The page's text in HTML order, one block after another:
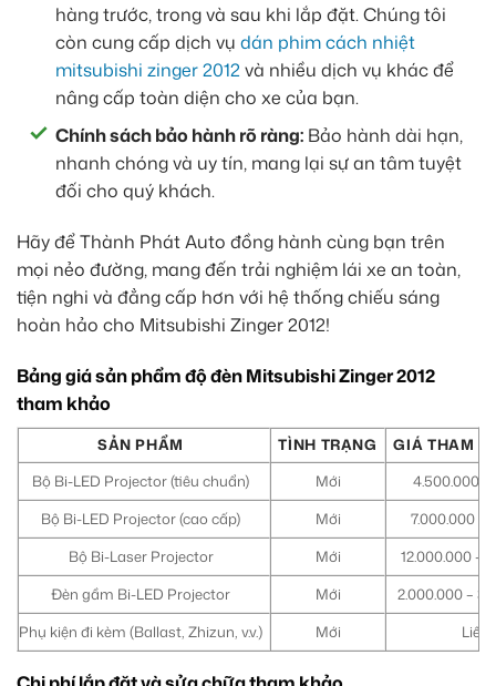
hàng trước, trong và sau khi lắp đặt. Chúng tôi
còn cung cấp dịch vụ dán phim cách nhiệt
mitsubishi zinger 2012và nhiều dịch vụ khác để
nâng cấp toàn diện cho xe của bạn.
Chính sách bảo hành rõ ràng: Bảo hành dài hạn,
nhanh chóng và uy tín, mang lại sự an tâm tuyệt
đối cho quý khách.
Hãy để Thành Phát Auto đồng hành cùng bạn trên
mọi nẻo đường, mang đến trải nghiệm lái xe an toàn,
tiện nghi và đẳng cấp hơn với hệ thống chiếu sáng
hoàn hảo cho Mitsubishi Zinger 2012!
Bảng giá sản phẩm độ đèn Mitsubishi Zinger 2012
tham khảo
SẢN PHẨM TÌNH TRẠNG
GIÁ THAM
Bộ Bi-LED Projector (tiêu chuẩn)
Mới
4.500.000 –
Bộ Bi-LED Projector (cao cấp)
Mới
7.000.000 –
Bộ Bi-Laser Projector
Mới
12.000.000 –
Đèn gầm Bi-LED Projector
Mới
2.000.000 –
Phụ kiện đi kèm (Ballast, Zhizun, v.v.)
Mới Liên